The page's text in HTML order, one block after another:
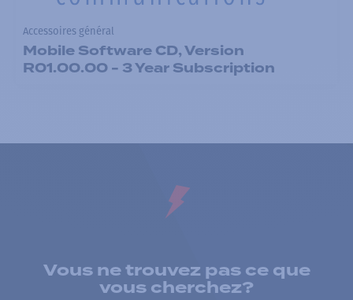
Accessoires général
Mobile Software CD, Version
R01.00.00 - 3 Year Subscription
Vous ne trouvez pas ce que
vous cherchez?